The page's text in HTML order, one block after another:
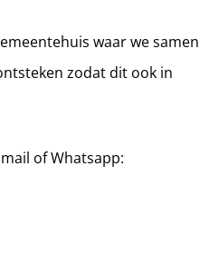
waar we samen
zodat dit ook in
of Whatsapp: